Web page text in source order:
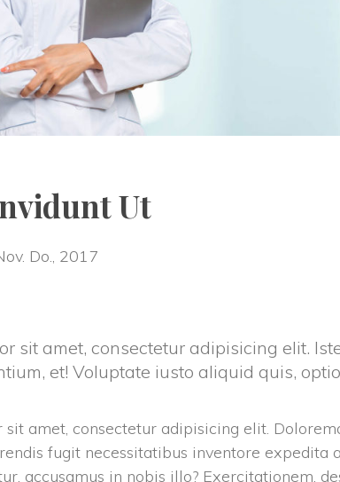
Ut
Do., 2017
sit amet, consectetur adipisicing elit.
et! Voluptate iusto aliquid quis,
sit amet, consectetur adipisicing elit.
fugit necessitatibus inventore expedita
accusamus in nobis illo? Exercitationem,